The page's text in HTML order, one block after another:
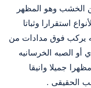
وهو المظهر
استقرارا وثباتا
يركب فوق مدادات من
أو الصبه الخرسانيه
جميلا وانيقا
الحقيقى .